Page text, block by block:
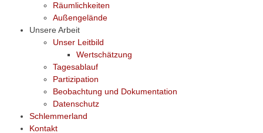
Räumlichkeiten
Außengelände
Unsere Arbeit
Unser Leitbild
Wertschätzung
Tagesablauf
Partizipation
Beobachtung und Dokumentation
Datenschutz
Schlemmerland
Kontakt